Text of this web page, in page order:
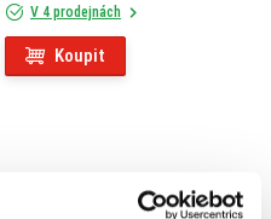
V 4 prodejnách
Koupit